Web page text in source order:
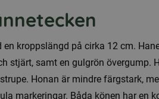
kroppslängd på cirka 12 cm.
stjärt, samt en gulgrön övergump.
Honan är mindre färgstark,
markeringar. Båda könen har en